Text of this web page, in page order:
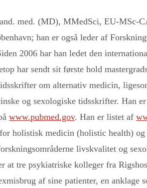
med. (MD), MMedSci, EU-MSc-
han er også leder af
2006 har han ledet den
har sendt sit første hold
om alternativ medicin,
og sexologiske tidsskrifter. Han
www.pubmed.gov. Han er listet af
holistisk medicin (holistic health)
livskvalitet og
at tre psykiatriske kolleger fra
af sine patienter, en anklage